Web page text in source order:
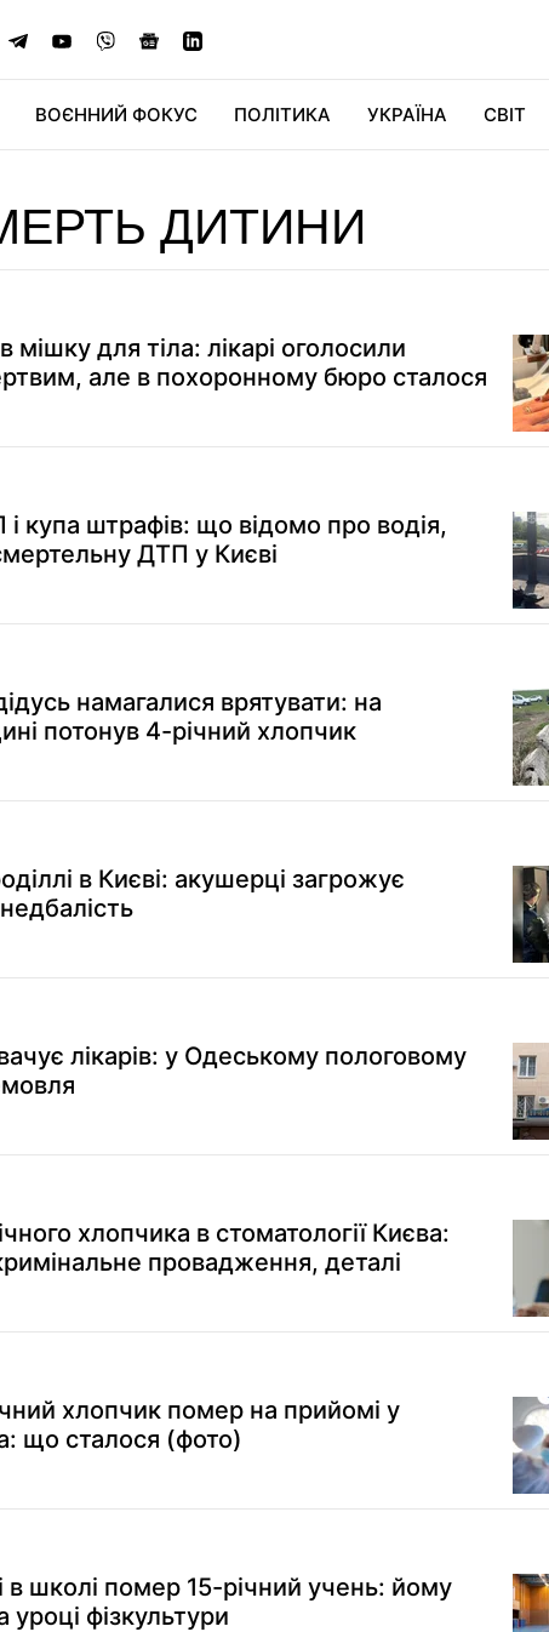
ВОЄННИЙ ФОКУС ПОЛІТИКА УКРАЇНА СВІТ
ДИТИНИ
мішку для тіла: лікарі оголосили
але в похоронному бюро сталося
купа штрафів: що відомо про водія,
ДТП у Києві
намагалися врятувати: на
потонув 4-річний хлопчик
в Києві: акушерці загрожує
лікарів: у Одеському пологовому
хлопчика в стоматології Києва:
провадження, деталі
хлопчик помер на прийомі у
що сталося (фото)
школі помер 15-річний учень: йому
уроці фізкультури